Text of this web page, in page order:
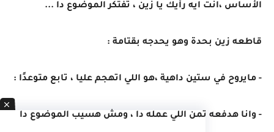
الأساس ،انت ايه رأيك يا زين ، تفتكر الموضوع دا ...
قاطعه زين بحدة وهو يحدجه بقتامة :
- مايروح في ستين داهية ،هو اللي اتهجم عليا ، تابع متوعدًا :
- وانا هدفعه تمن اللي عمله دا ، ومش هسيب الموضوع دا